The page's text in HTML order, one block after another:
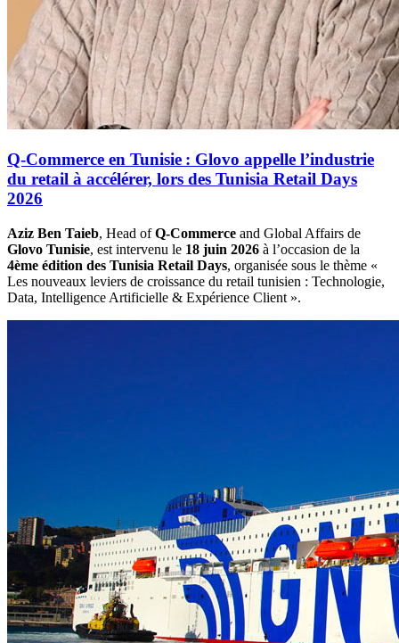
Q-Commerce en Tunisie : Glovo appelle l’industrie
du retail à accélérer, lors des Tunisia Retail Days
2026
Aziz Ben Taieb, Head ofQ-Commerce and Global Affairs de
Glovo Tunisie, est intervenu le 18 juin 2026 à l’occasion de la
4ème édition des Tunisia Retail Days, organisée sous le thème «
Les nouveaux leviers de croissance du retail tunisien : Technologie,
Data, Intelligence Artificielle & Expérience Client ».